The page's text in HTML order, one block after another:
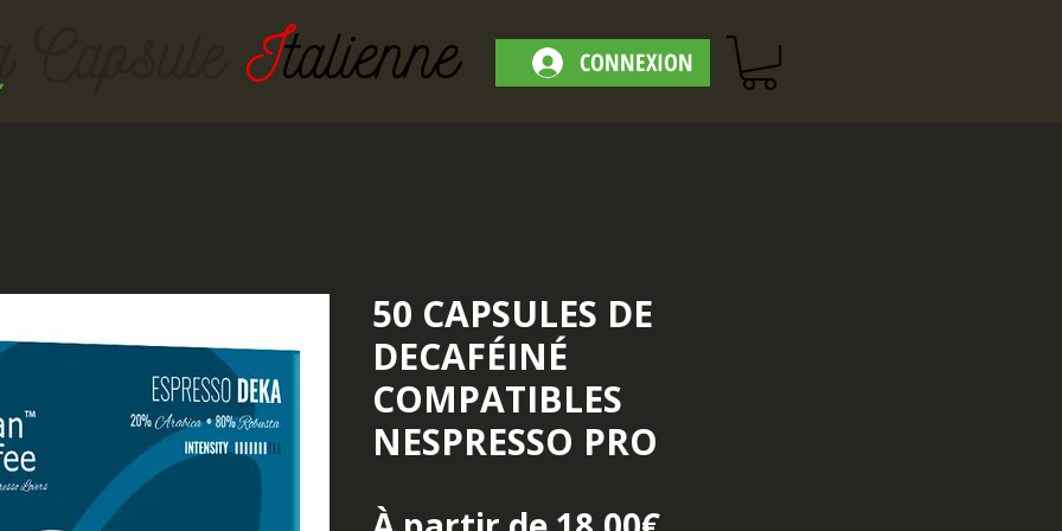
CONNEXION
Italienne
50 CAPSULES DE
DECAFÉINÉ
COMPATIBLES
NESPRESSO PRO